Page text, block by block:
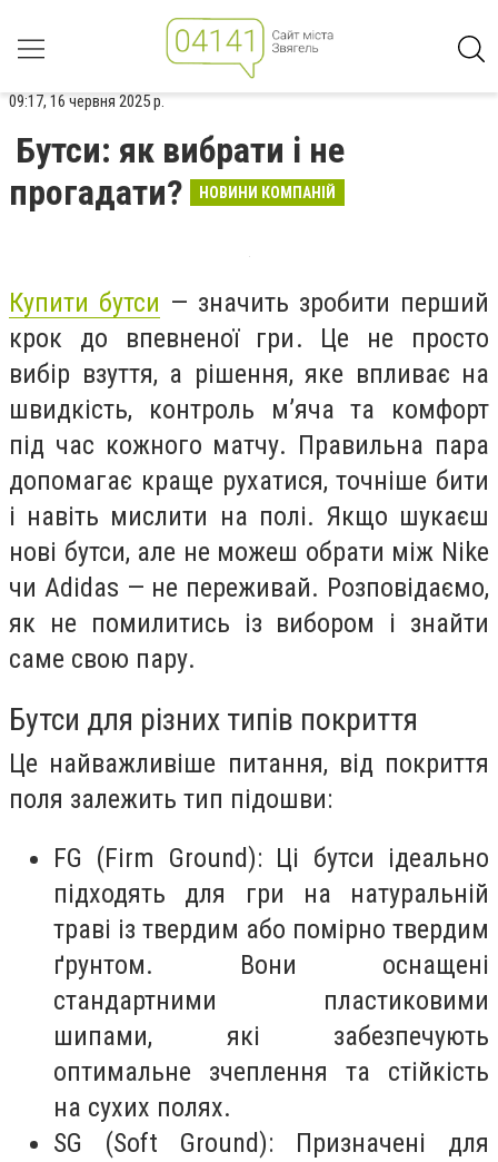
09:17, 16 червня 2025 р.
Бутси: як вибрати і не
прогадати?
НОВИНИ КОМПАНІЙ
Купити бутси — значить зробити перший
крок до впевненої гри. Це не просто
вибір взуття, а рішення, яке впливає на
швидкість, контроль м’яча та комфорт
під час кожного матчу. Правильна пара
допомагає краще рухатися, точніше бити
і навіть мислити на полі. Якщо шукаєш
нові бутси, але не можеш обрати між Nike
чи Adidas — не переживай. Розповідаємо,
як не помилитись із вибором і знайти
саме свою пару.
Бутси для різних типів покриття
Це найважливіше питання, від покриття
поля залежить тип підошви:
FG (Firm Ground): Ці бутси ідеально
підходять для гри на натуральній
траві із твердим або помірно твердим
ґрунтом. Вони оснащені
стандартними пластиковими
шипами, які забезпечують
оптимальне зчеплення та стійкість
на сухих полях.
SG (Soft Ground): Призначені для